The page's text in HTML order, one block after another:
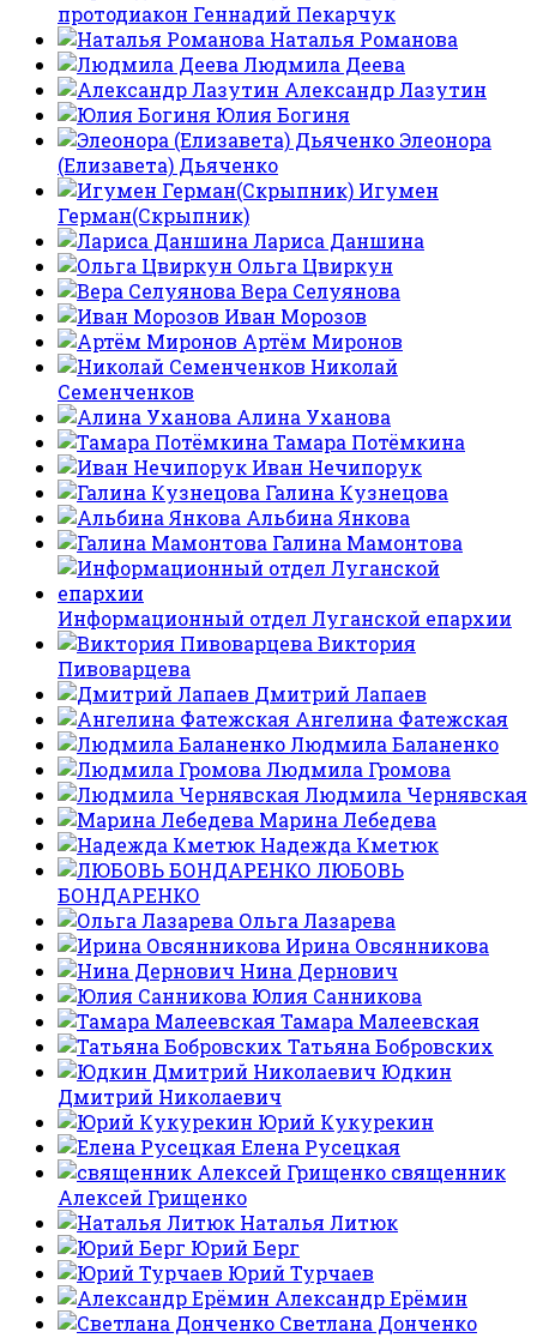
протодиакон Геннадий Пекарчук
Наталья Романова
Людмила Деева
Александр Лазутин
Юлия Богиня
Элеонора
(Елизавета) Дьяченко
Игумен
Герман(Скрыпник)
Лариса Даншина
Ольга Цвиркун
Вера Селуянова
Иван Морозов
Артём Миронов
Николай
Семенченков
Алина Уханова
Тамара Потёмкина
Иван Нечипорук
Галина Кузнецова
Альбина Янкова
Галина Мамонтова
Информационный отдел Луганской епархии
Виктория
Пивоварцева
Дмитрий Лапаев
Ангелина Фатежская
Людмила Баланенко
Людмила Громова
Людмила Чернявская
Марина Лебедева
Надежда Кметюк
ЛЮБОВЬ
БОНДАРЕНКО
Ольга Лазарева
Ирина Овсянникова
Нина Дернович
Юлия Санникова
Тамара Малеевская
Татьяна Бобровских
Юдкин
Дмитрий Николаевич
Юрий Кукурекин
Елена Русецкая
священник
Алексей Грищенко
Наталья Литюк
Юрий Берг
Юрий Турчаев
Александр Ерёмин
Светлана Донченко